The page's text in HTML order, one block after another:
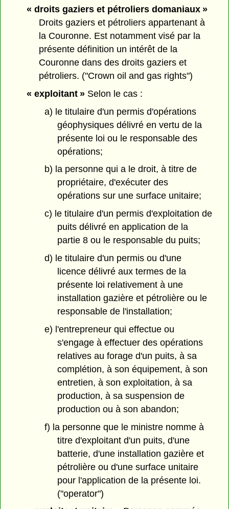
« droits gaziers et pétroliers domaniaux »
Droits gaziers et pétroliers appartenant à
la Couronne. Est notamment visé par la
présente définition un intérêt de la
Couronne dans des droits gaziers et
pétroliers. ("Crown oil and gas rights")
« exploitant »Selon le cas :
a) le titulaire d'un permis d'opérations
géophysiques délivré en vertu de la
présente loi ou le responsable des
opérations;
b) la personne qui a le droit, à titre de
propriétaire, d'exécuter des
opérations sur une surface unitaire;
c) le titulaire d'un permis d'exploitation de
puits délivré en application de la
partie 8 ou le responsable du puits;
d) le titulaire d'un permis ou d'une
licence délivré aux termes de la
présente loi relativement à une
installation gazière et pétrolière ou le
responsable de l'installation;
e) l'entrepreneur qui effectue ou
s'engage à effectuer des opérations
relatives au forage d'un puits, à sa
complétion, à son équipement, à son
entretien, à son exploitation, à sa
production, à sa suspension de
production ou à son abandon;
f) la personne que le ministre nomme à
titre d'exploitant d'un puits, d'une
batterie, d'une installation gazière et
pétrolière ou d'une surface unitaire
pour l'application de la présente loi.
("operator")